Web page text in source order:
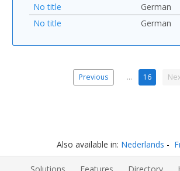
No title
German
No title
German
Previous … 16
Also available in: Nederlands